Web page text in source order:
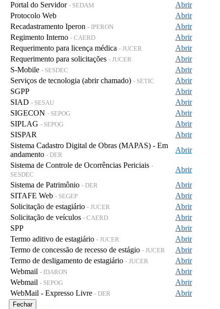
Portal do Servidor - SEDAM
Abrir
Protocolo Web
Abrir
Recadastramento Iperon - IPERON
Abrir
Regimento Interno - CAERD
Abrir
Requerimento para licença médica - JUCER
Abrir
Requerimento para solicitações - JUCER
Abrir
S-Mobile - SESDEC
Abrir
Serviços de tecnologia (abrir chamado) - SETIC
Abrir
SGPP
Abrir
SIAD - SESAU
Abrir
SIGECON - SEPOG
Abrir
SIPLAG - SEPOG
Abrir
SISPAR
Abrir
Sistema Cadastro Digital de Obras (MAPAS) - Em
andamento - DER
Abrir
Sistema de Controle de Ocorrências Periciais -
SESDEC
Abrir
Sistema de Patrimônio - DER
Abrir
SITAFE Web - SEGEP
Abrir
Solicitação de estagiário - JUCER
Abrir
Solicitação de veículos - CAERD
Abrir
SPP
Abrir
Termo aditivo de estagiário - JUCER
Abrir
Termo de concessão de recesso de estágio - JUCER
Abrir
Termo de desligamento de estagiário - JUCER
Abrir
Webmail - IDARON
Abrir
Webmail - SEPOG
Abrir
WebMail - Expresso Livre - DER Abrir
Fechar